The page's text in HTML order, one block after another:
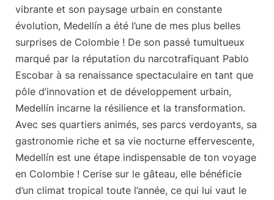
vibrante et son paysage urbain en constante
évolution, Medellín a été l’une de mes plus belles
surprises de Colombie ! De son passé tumultueux
marqué par la réputation du narcotrafiquant Pablo
Escobar à sa renaissance spectaculaire en tant que
pôle d’innovation et de développement urbain,
Medellín incarne la résilience et la transformation.
Avec ses quartiers animés, ses parcs verdoyants, sa
gastronomie riche et sa vie nocturne effervescente,
Medellín est une étape indispensable de ton voyage
en Colombie ! Cerise sur le gâteau, elle bénéficie
d’un climat tropical toute l’année, ce qui lui vaut le